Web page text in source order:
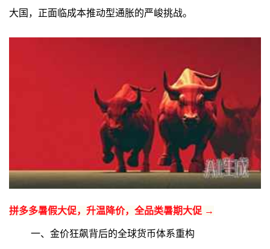
大国，正面临成本推动型通胀的严峻挑战。
拼多多暑假大促，升温降价，全品类暑期大促 →
一、金价狂飙背后的全球货币体系重构